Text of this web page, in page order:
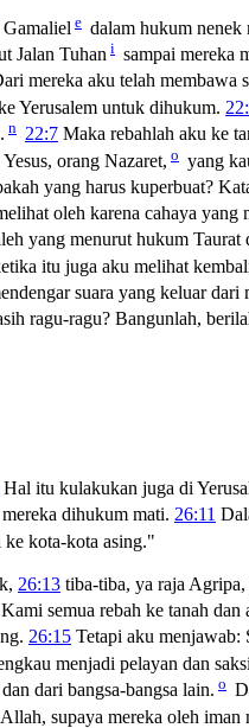
Gamaliel e dalam hukum nenek
Jalan Tuhani sampai mereka
mereka aku telah membawa
Yerusalem untuk dihukum.
n 22:7 Maka rebahlah aku ke
orang Nazaret, o yang
yang harus kuperbuat?
oleh karena cahaya yang
yang menurut hukum
itu juga aku melihat
suara yang keluar dari
ragu-ragu? Bangunlah,
Hal itu kulakukan juga di
dihukum mati. 26:11
ke kota-kota asing."
26:13 tiba-tiba, ya raja
Kami semua rebah ke tanah dan
26:15 Tetapi aku menjawab:
menjadi pelayan dan
dari bangsa-bangsa lain. o
supaya mereka oleh iman